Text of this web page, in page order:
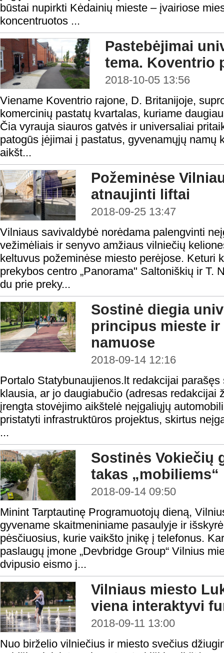
būstai nupirkti Kėdainių mieste – įvairiose
koncentruotos ...
Pastebėjimai
tema. Koventrio
2018-10-05 13:56
Viename Koventrio rajone, D. Britanijoje,
komercinių pastatų kvartalas, kuriame
Čia vyrauja siauros gatvės ir universaliai
patogūs įėjimai į pastatus, gyvenamųjų namų
aikšt...
Požeminėse
atnaujinti liftai
2018-09-25 13:47
Vilniaus savivaldybė norėdama palengvinti
vežimėliais ir senyvo amžiaus vilniečių
keltuvus požeminėse miesto perėjose. Keturi
prekybos centro „Panorama" Saltoniškių ir T.
du prie preky...
Sostinė diegia
principus mieste
namuose
2018-09-14 12:16
Portalo Statybunaujienos.lt redakcijai
klausia, ar jo daugiabučio (adresas redakcijai
įrengta stovėjimo aikštelė neįgaliųjų
pristatyti infrastruktūros projektus, skirtus
...
Sostinės Vokiečių
takas „mobiliems“
2018-09-14 09:50
Minint Tarptautinę Programuotojų dieną,
gyvename skaitmeniniame pasaulyje ir
pėsčiuosius, kurie vaikšto įnikę į telefonus.
paslaugų įmone „Devbridge Group“ Vilnius
dvipusio eismo j...
Vilniaus miesto
viena interaktyvi
2018-09-11 13:00
Nuo birželio vilniečius ir miesto svečius